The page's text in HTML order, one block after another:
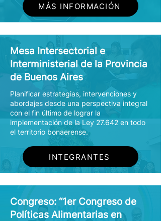
MÁS INFORMACIÓN
Mesa Intersectorial e
Interministerial de la Provincia
de Buenos Aires
Planificar estrategias, intervenciones y
abordajes desde una perspectiva integral
con el fin último de lograr la
implementación de la Ley 27.642 en todo
el territorio bonaerense.
INTEGRANTES
Congreso: “1er Congreso de
Políticas Alimentarias en